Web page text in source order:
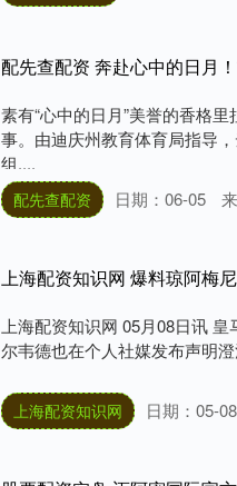
配先查配资 奔赴心中的日月
素有“心中的日月”美誉的香格
事。由迪庆州教育体育局指导
组....
配先查配资 日期：06-05
上海配资知识网 爆料琼阿梅
上海配资知识网 05月08日讯
尔韦德也在个人社媒发布声明
上海配资知识网 日期：05-08